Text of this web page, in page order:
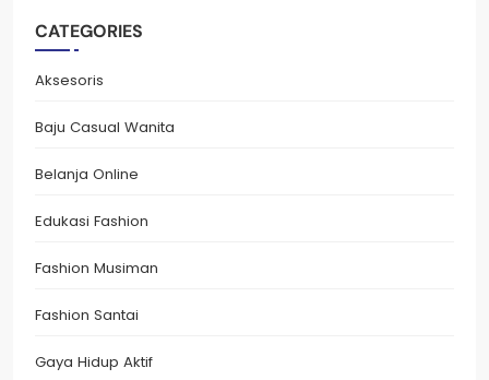
CATEGORIES
Aksesoris
Baju Casual Wanita
Belanja Online
Edukasi Fashion
Fashion Musiman
Fashion Santai
Gaya Hidup Aktif